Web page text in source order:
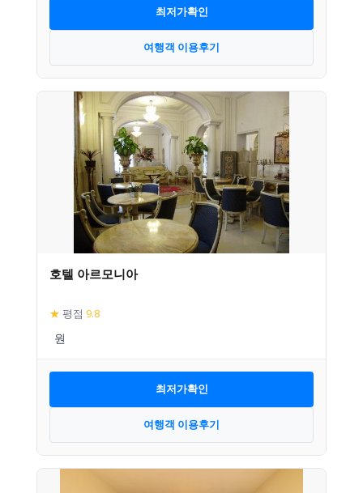
최저가확인
여행객 이용후기
호텔 아르모니아
★ 평점 9.8
최저가확인
여행객 이용후기